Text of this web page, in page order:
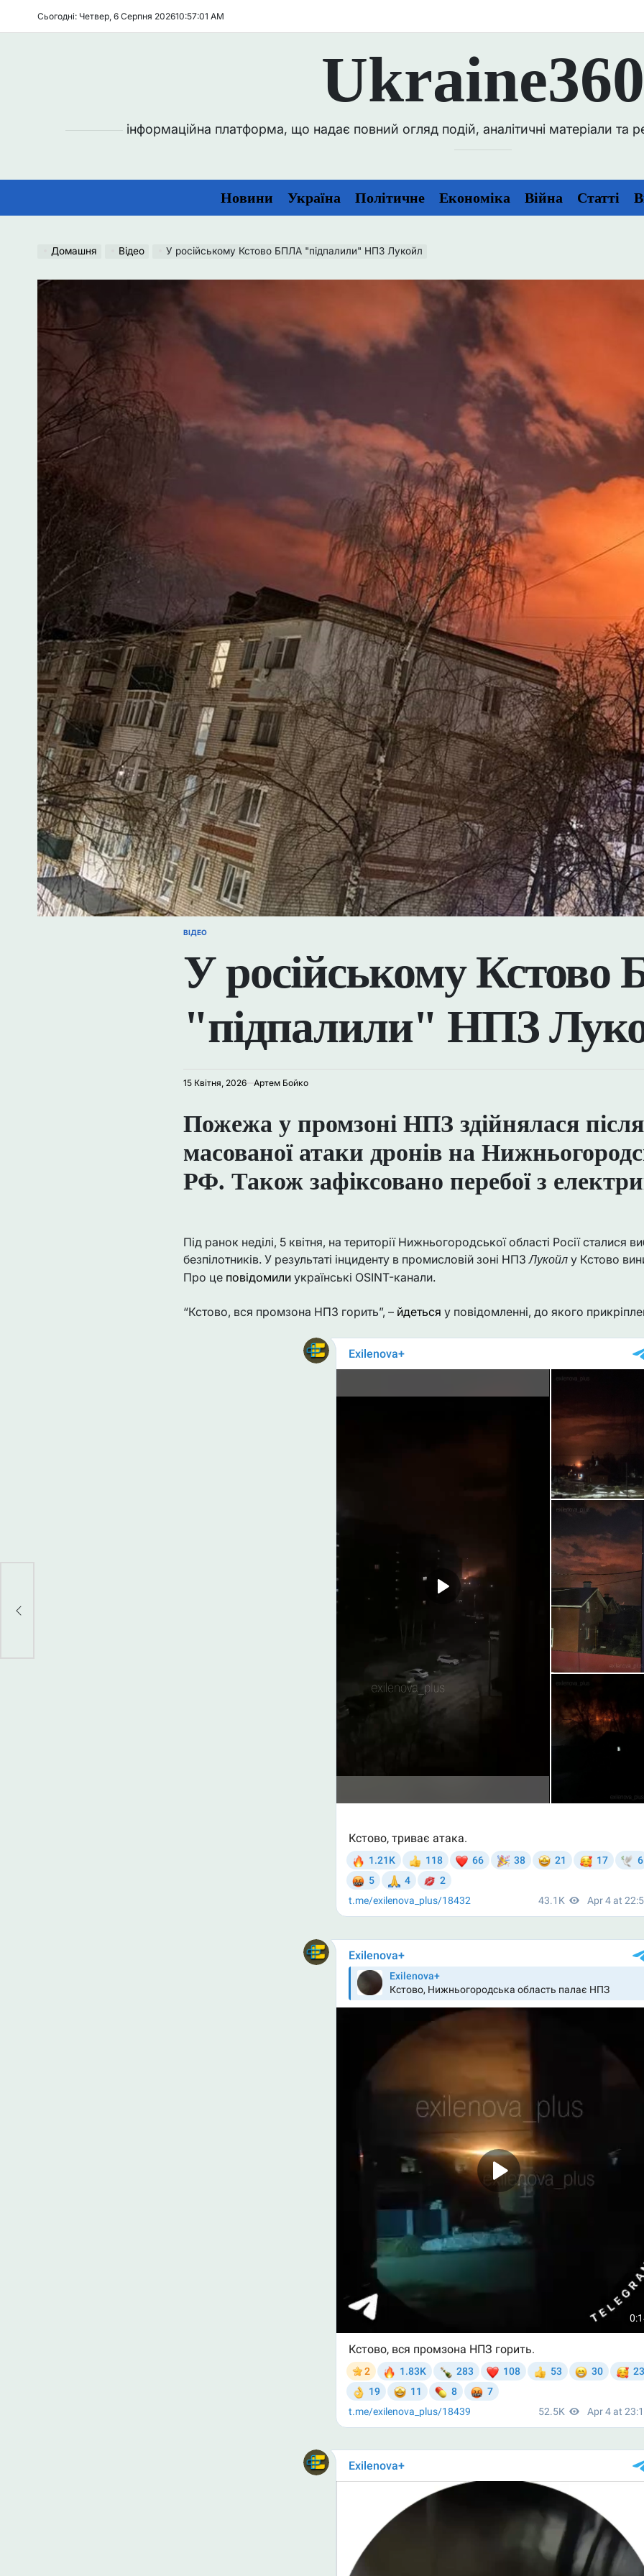
Сьогодні: Четвер, 6 Серпня 202610:57:02 AM
Ukraine360
інформаційна платформа, що надає повний огляд подій, аналітичні матеріали та
Новини Україна Політичне Економіка Війна Статті
Домашня Відео У російському Кстово БПЛА "підпалили" НПЗ Лукойл
ОПУБЛІКУВАТИ
ВІДЕО
У російському
"підпалили" НПЗ
15 Квітня, 2026 Артем Бойко
Пожежа у промзоні НПЗ здійнялася після
масованої атаки дронів на
РФ. Також зафіксовано перебої з
Під ранок неділі, 5 квітня, на території Нижньогородської області Росії сталися
безпілотників. У результаті інциденту в промисловій зоні НПЗЛукойл у Кстово
Про це повідомили українські OSINT-канали.
“Кстово, вся промзона НПЗ горить”, – йдеться у повідомленні, до якого